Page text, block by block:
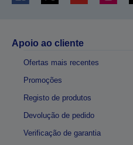
Apoio ao cliente
Ofertas mais recentes
Promoções
Registo de produtos
Devolução de pedido
Verificação de garantia